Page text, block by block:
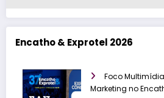
Encatho & Exprotel 2026
Foco
Marketing no